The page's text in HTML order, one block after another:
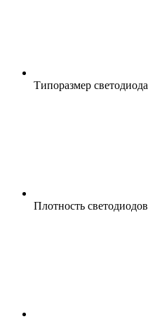
Типоразмер светодиода
Плотность светодиодов